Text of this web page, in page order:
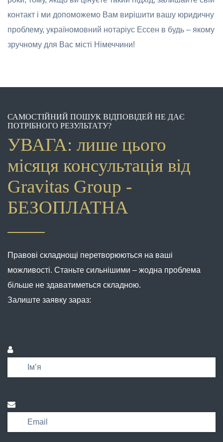
контакт і ми допоможемо Вам вирішити вашу юридичну
проблему, україномовний нотаріус Ессен в будь – якому
зручному для Вас місті Німеччини!
САМОСТІЙНИЙ ПОШУК ВІДПОВІДЕЙ НЕ ДАЄ
ПОТРІБНОГО РЕЗУЛЬТАТУ?
УВАГА: лише цього
місяця консультація від
Gravitas Group -
БЕЗОПЛАТНА
Правові складнощі перетворюються на ваші
можливості. Станьте сильнішими – жодна проблема
більше не здаватиметься складною.
Залиште заявку зараз: